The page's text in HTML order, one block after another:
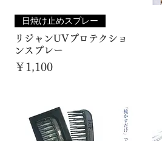
日焼け止めスプレー
リジャンUVプロテクショ
ンスプレー
価格
￥1,100